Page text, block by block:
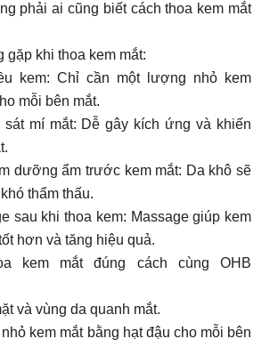
phải ai cũng biết cách thoa kem mắt
gặp khi thoa kem mắt:
kem: Chỉ cần một lượng nhỏ kem
mỗi bên mắt.
sát mí mắt: Dễ gây kích ứng và khiến
dưỡng ẩm trước kem mắt: Da khô sẽ
thẩm thấu.
sau khi thoa kem: Massage giúp kem
hơn và tăng hiệu quả.
kem mắt đúng cách cùng OHB
và vùng da quanh mắt.
kem mắt bằng hạt đậu cho mỗi bên